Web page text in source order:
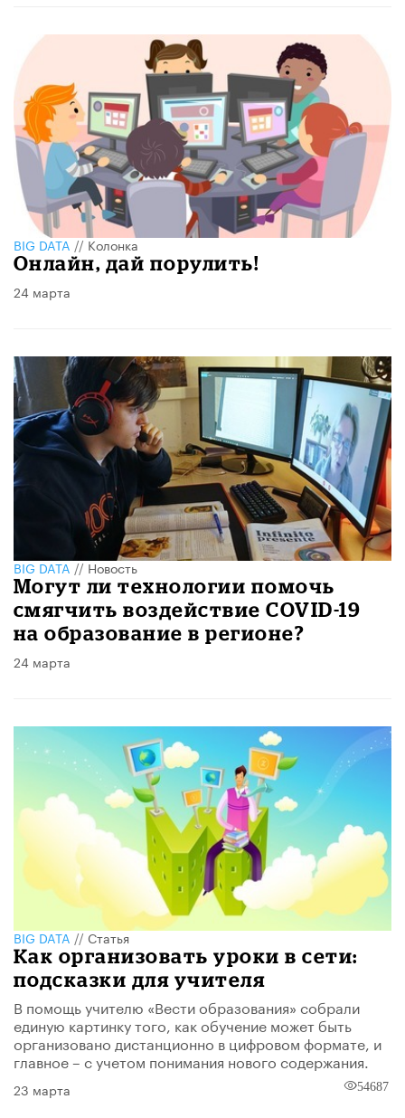
BIG DATA//Колонка
Онлайн, дай порулить!
24 марта
BIG DATA//Новость
Могут ли технологии помочь
смягчить воздействие COVID-19
на образование в регионе?
24 марта
BIG DATA//Статья
Как организовать уроки в сети:
подсказки для учителя
В помощь учителю «Вести образования» собрали
единую картинку того, как обучение может быть
организовано дистанционно в цифровом формате, и
главное – с учетом понимания нового содержания.
23 марта 54687